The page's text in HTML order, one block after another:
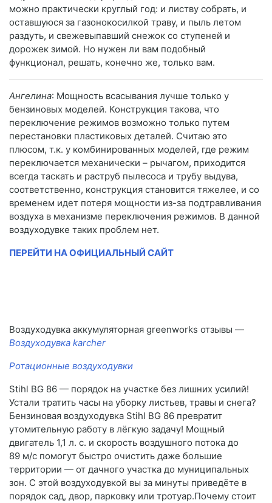
можно практически круглый год: и листву собрать, и
оставшуюся за газонокосилкой траву, и пыль летом
раздуть, и свежевыпавший снежок со ступеней и
дорожек зимой. Но нужен ли вам подобный
функционал, решать, конечно же, только вам.
Ангелина: Мощность всасывания лучше только у
бензиновых моделей. Конструкция такова, что
переключение режимов возможно только путем
перестановки пластиковых деталей. Считаю это
плюсом, т.к. у комбинированных моделей, где режим
переключается механически – рычагом, приходится
всегда таскать и раструб пылесоса и трубу выдува,
соответственно, конструкция становится тяжелее, и со
временем идет потеря мощности из-за подтравливания
воздуха в механизме переключения режимов. В данной
воздуходувке таких проблем нет.
ПЕРЕЙТИ НА ОФИЦИАЛЬНЫЙ САЙТ
Воздуходувка аккумуляторная greenworks отзывы —
Воздуходувка karcher
Ротационные воздуходувки
Stihl BG 86 — порядок на участке без лишних усилий!
Устали тратить часы на уборку листьев, травы и снега?
Бензиновая воздуходувка Stihl BG 86 превратит
утомительную работу в лёгкую задачу! Мощный
двигатель 1,1 л. с. и скорость воздушного потока до
89 м/с помогут быстро очистить даже большие
территории — от дачного участка до муниципальных
зон. С этой воздуходувкой вы за минуты приведёте в
порядок сад, двор, парковку или тротуар.Почему стоит